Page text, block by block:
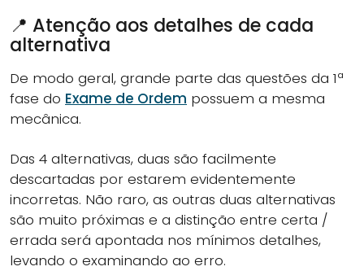
📍 Atenção aos detalhes de cada
alternativa
De modo geral, grande parte das questões da 1ª
fase do Exame de Ordem possuem a mesma
mecânica.
Das 4 alternativas, duas são facilmente
descartadas por estarem evidentemente
incorretas. Não raro, as outras duas alternativas
são muito próximas e a distinção entre certa /
errada será apontada nos mínimos detalhes,
levando o examinando ao erro.